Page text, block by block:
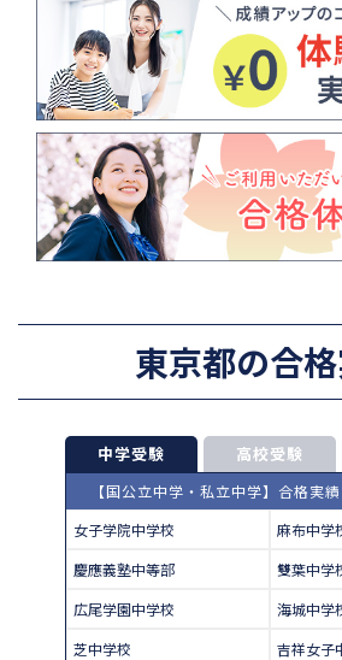
東京都の合
中学受験 高校受験
【国公立中学・私立中学】合格実
女子学院中学校
麻布中学
慶應義塾中等部
雙葉中学
広尾学園中学校
海城中学
芝中学校
吉祥女子